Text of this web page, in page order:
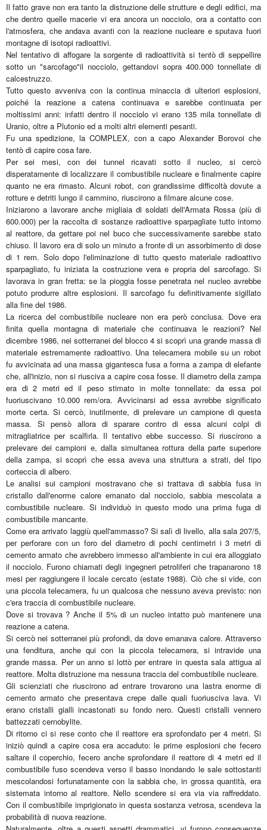
Il fatto grave non era tanto la distruzione delle strutture e degli edifici, ma
che dentro quelle macerie vi era ancora un nocciolo, ora a contatto con
l'atmosfera, che andava avanti con la reazione nucleare e sputava fuori
montagne di isotopi radioattivi.
Nel tentativo di affogare la sorgente di radioattività si tentò di seppellire
sotto un "sarcofago"il nocciolo, gettandovi sopra 400.000 tonnellate di
calcestruzzo.
Tutto questo avveniva con la continua minaccia di ulteriori esplosioni,
poiché la reazione a catena continuava e sarebbe continuata per
moltissimi anni: infatti dentro il nocciolo vi erano 135 mila tonnellate di
Uranio, oltre a Plutonio ed a molti altri elementi pesanti.
Fu una spedizione, la COMPLEX, con a capo Alexander Borovoi che
tentò di capire cosa fare.
Per sei mesi, con dei tunnel ricavati sotto il nucleo, si cercò
disperatamente di localizzare il combustibile nucleare e finalmente capire
quanto ne era rimasto. Alcuni robot, con grandissime difficoltà dovute a
rotture e detriti lungo il cammino, riuscirono a filmare alcune cose.
Iniziarono a lavorare anche migliaia di soldati dell'Armata Rossa (più di
600.000) per la raccolta di sostanze radioattive sparpagliate tutto intorno
al reattore, da gettare poi nel buco che successivamente sarebbe stato
chiuso. Il lavoro era di solo un minuto a fronte di un assorbimento di dose
di 1 rem. Solo dopo l'eliminazione di tutto questo materiale radioattivo
sparpagliato, fu iniziata la costruzione vera e propria del sarcofago. Si
lavorava in gran fretta: se la pioggia fosse penetrata nel nucleo avrebbe
potuto produrre altre esplosioni. Il sarcofago fu definitivamente sigillato
alla fine del 1986.
La ricerca del combustibile nucleare non era però conclusa. Dove era
finita quella montagna di materiale che continuava le reazioni? Nel
dicembre 1986, nei sotterranei del blocco 4 si scoprì una grande massa di
materiale estremamente radioattivo. Una telecamera mobile su un robot
fu avvicinata ad una massa gigantesca fusa a forma a zampa di elefante
che, all'inizio, non si riusciva a capire cosa fosse. Il diametro della zampa
era di 2 metri ed il peso stimato in molte tonnellate: da essa poi
fuoriuscivano 10.000 rem/ora. Avvicinarsi ad essa avrebbe significato
morte certa. Si cercò, inutilmente, di prelevare un campione di questa
massa. Si pensò allora di sparare contro di essa alcuni colpi di
mitragliatrice per scalfirla. Il tentativo ebbe successo. Si riuscirono a
prelevare dei campioni e, dalla simultanea rottura della parte superiore
della zampa, si scoprì che essa aveva una struttura a strati, del tipo
corteccia di albero.
Le analisi sui campioni mostravano che si trattava di sabbia fusa in
cristallo dall'enorme calore emanato dal nocciolo, sabbia mescolata a
combustibile nucleare. Si individuò in questo modo una prima fuga di
combustibile mancante.
Come era arrivato laggiù quell'ammasso? Si salì di livello, alla sala 207/5,
per perforare con un foro del diametro di pochi centimetri i 3 metri di
cemento armato che avrebbero immesso all'ambiente in cui era alloggiato
il nocciolo. Furono chiamati degli ingegneri petroliferi che trapanarono 18
mesi per raggiungere il locale cercato (estate 1988). Ciò che si vide, con
una piccola telecamera, fu un qualcosa che nessuno aveva previsto: non
c'era traccia di combustibile nucleare.
Dove si trovava ? Anche il 5% di un nucleo intatto può mantenere una
reazione a catena.
Si cercò nei sotterranei più profondi, da dove emanava calore. Attraverso
una fenditura, anche qui con la piccola telecamera, si intravide una
grande massa. Per un anno si lottò per entrare in questa sala attigua al
reattore. Molta distruzione ma nessuna traccia del combustibile nucleare.
Gli scienziati che riuscirono ad entrare trovarono una lastra enorme di
cemento armato che presentava crepe dalle quali fuoriusciva lava. Vi
erano cristalli gialli incastonati su fondo nero. Questi cristalli vennero
battezzati cernobylite.
Di ritorno ci si rese conto che il reattore era sprofondato per 4 metri. Si
iniziò quindi a capire cosa era accaduto: le prime esplosioni che fecero
saltare il coperchio, fecero anche sprofondare il reattore di 4 metri ed il
combustibile fuso scendeva verso il basso inondando le sale sottostanti
mescolandosi fortunatamente con la sabbia che, in grossa quantità, era
sistemata intorno al reattore. Nello scendere si era via via raffreddato.
Con il combustibile imprigionato in questa sostanza vetrosa, scendeva la
probabilità di nuova reazione.